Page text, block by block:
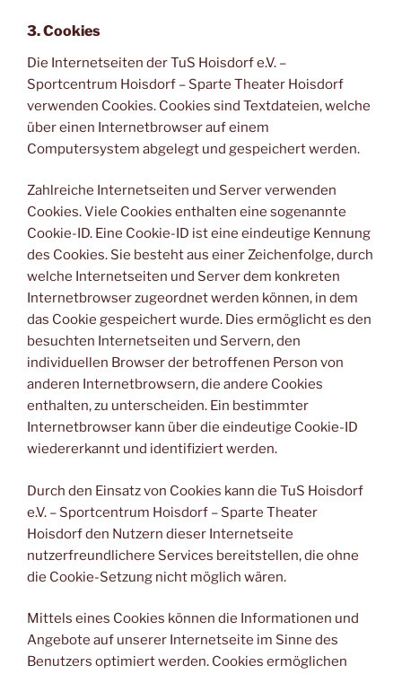
3. Cookies
Die Internetseiten der TuS Hoisdorf e.V. –
Sportcentrum Hoisdorf – Sparte Theater Hoisdorf
verwenden Cookies. Cookies sind Textdateien, welche
über einen Internetbrowser auf einem
Computersystem abgelegt und gespeichert werden.
Zahlreiche Internetseiten und Server verwenden
Cookies. Viele Cookies enthalten eine sogenannte
Cookie-ID. Eine Cookie-ID ist eine eindeutige Kennung
des Cookies. Sie besteht aus einer Zeichenfolge, durch
welche Internetseiten und Server dem konkreten
Internetbrowser zugeordnet werden können, in dem
das Cookie gespeichert wurde. Dies ermöglicht es den
besuchten Internetseiten und Servern, den
individuellen Browser der betroffenen Person von
anderen Internetbrowsern, die andere Cookies
enthalten, zu unterscheiden. Ein bestimmter
Internetbrowser kann über die eindeutige Cookie-ID
wiedererkannt und identifiziert werden.
Durch den Einsatz von Cookies kann die TuS Hoisdorf
e.V. – Sportcentrum Hoisdorf – Sparte Theater
Hoisdorf den Nutzern dieser Internetseite
nutzerfreundlichere Services bereitstellen, die ohne
die Cookie-Setzung nicht möglich wären.
Mittels eines Cookies können die Informationen und
Angebote auf unserer Internetseite im Sinne des
Benutzers optimiert werden. Cookies ermöglichen